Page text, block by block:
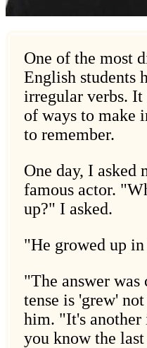
One of the most
English students
irregular verbs.
of ways to make
to remember.
One day, I asked
famous actor.
up?" I asked.
"He growed up
"The answer was
tense is 'grew'
him. "It's
you know the